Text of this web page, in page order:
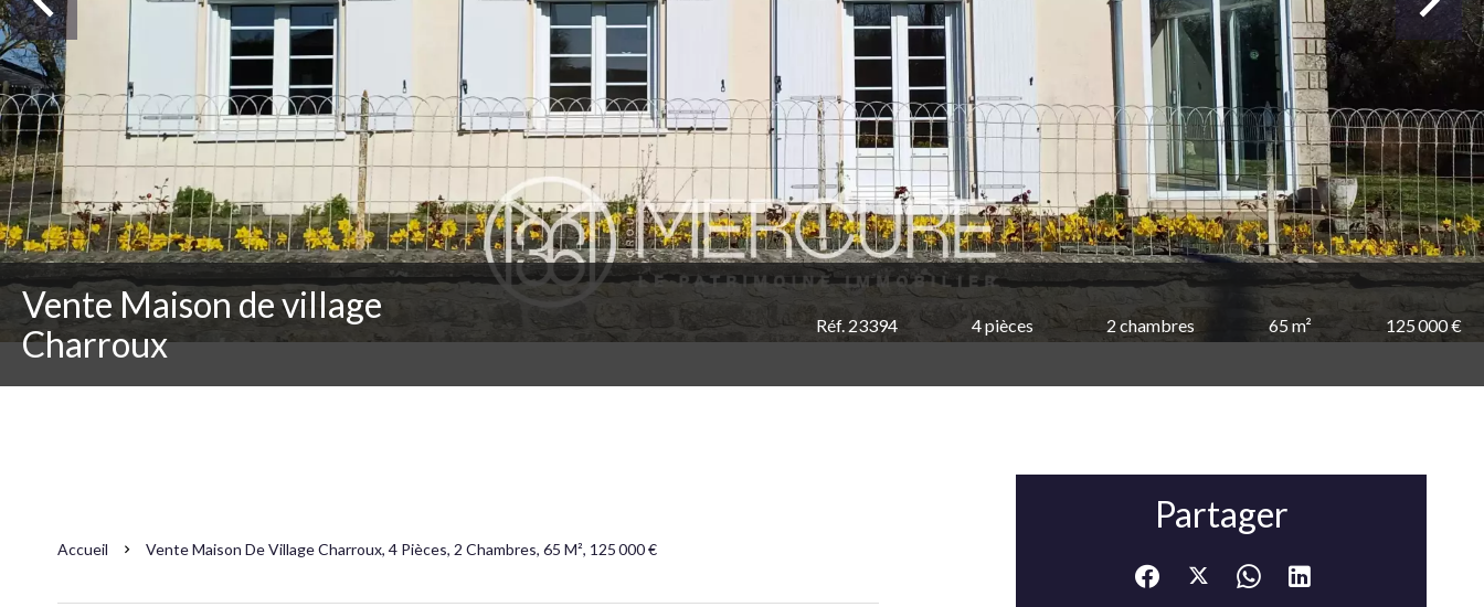
Vente Maison de village
Charroux
Réf. 23394 4 pièces 2 chambres 65 m² 125 000 €
Accueil Vente Maison De Village Charroux, 4 Pièces, 2 Chambres, 65 M², 125 000 €
Partager